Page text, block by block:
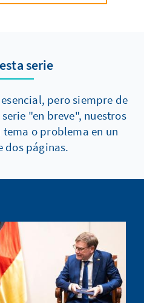
serie
pero siempre de
"en breve", nuestros
o problema en un
dos páginas.